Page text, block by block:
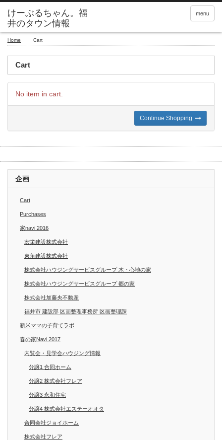
menu
Home Cart
Cart
No item in cart.
Continue Shopping
企画
Cart
Purchases
家navi 2016
宏栄建設株式会社
東角建設株式会社
株式会社ハウジングサービスグループ 木・心地の家
株式会社ハウジングサービスグループ 郷の家
株式会社加藤央不動産
福井市 建設部 区画整理事務所 区画整理課
新米ママの子育てラボ
春の家Navi 2017
内覧会・見学会ハウジング情報
分譲1 合同ホーム
分譲2 株式会社フレア
分譲3 永和住宅
分譲4 株式会社エステーオオタ
合同会社ジョイホーム
株式会社フレア